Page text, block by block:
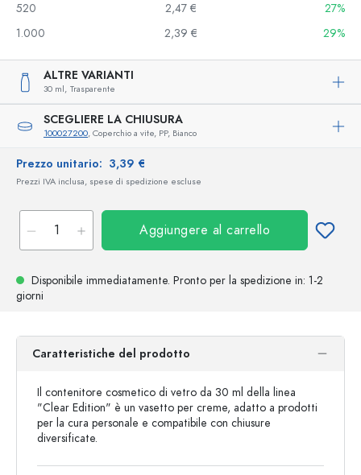
520
2,47 €
27%
1.000
2,39 € 29%
ALTRE VARIANTI
30 ml, Trasparente
SCEGLIERE LA CHIUSURA
100027200, Coperchio a vite, PP, Bianco
Prezzo unitario: 3,39 €
Prezzi IVA inclusa, spese di spedizione escluse
Aggiungere al carrello
Disponibile immediatamente. Pronto per la spedizione in: 1-2
giorni
Caratteristiche del prodotto
Il contenitore cosmetico di vetro da 30 ml della linea
"Clear Edition" è un vasetto per creme, adatto a prodotti
per la cura personale e compatibile con chiusure
diversificate.